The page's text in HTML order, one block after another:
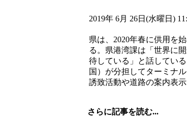
2019年 6月 26日(水曜日)
県は、2020年春に供用を
る。県港湾課は「世界に
待している」と話してい
国）が分担してターミナ
誘致活動や道路の案内表示
さらに記事を読む...